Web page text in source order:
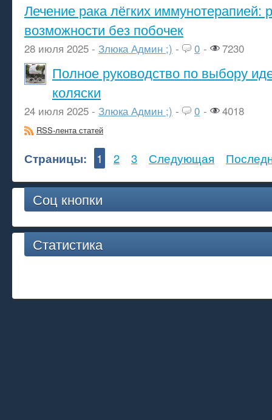
Лечение рака лёгких иммунотерапией:
возможности без побочек
28 июля 2025 - Злюка Админ ;) - 0 - 7230
Полное руководство по выбору
коляски
24 июля 2025 - Злюка Админ ;) - 0 - 4018
RSS-лента статей
Страницы: 1 2 3 Следующая
Соц кнопки
Статистика